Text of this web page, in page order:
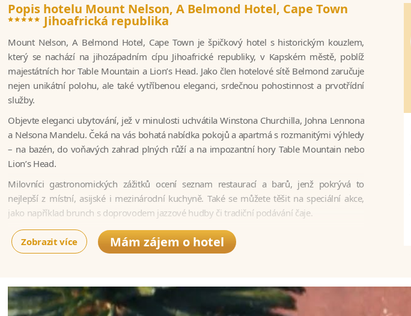
Popis hotelu Mount Nelson, A Belmond Hotel, Cape Town
***** Jihoafrická republika
Mount Nelson, A Belmond Hotel, Cape Town je špičkový hotel s historickým kouzlem,
který se nachází na jihozápadním cípu Jihoafrické republiky, v Kapském městě, poblíž
majestátních hor Table Mountain a Lion’s Head. Jako člen hotelové sítě Belmond zaručuje
nejen unikátní polohu, ale také vytříbenou eleganci, srdečnou pohostinnost a prvotřídní
služby.
Objevte eleganci ubytování, jež v minulosti uchvátila Winstona Churchilla, Johna Lennona
a Nelsona Mandelu. Čeká na vás bohatá nabídka pokojů a apartmá s rozmanitými výhledy
– na bazén, do voňavých zahrad plných růží a na impozantní hory Table Mountain nebo
Lion’s Head.
Milovníci gastronomických zážitků ocení seznam restaurací a barů, jenž pokrývá to
nejlepší z místní, asijské i mezinárodní kuchyně. Také se můžete těšit na speciální akce,
jako například brunch s doprovodem jazzové hudby či tradiční podávání čaje.
Co se týče zařízení a služeb, najdete v hotelu bazén, posilovnu, jógové studio, tenisové
kurty a lázně.
Zobrazit více Mám zájem o hotel